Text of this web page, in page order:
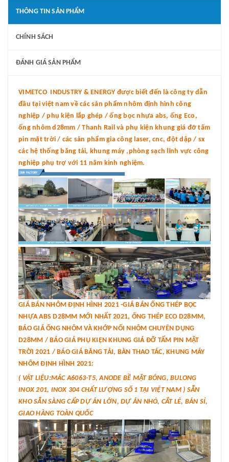
THÔNG TIN SẢN PHẨM
CHÍNH SÁCH
ĐÁNH GIÁ SẢN PHẨM
VIMETCO INDUSTRY & ENERGY được biết đến là công ty dẫn
đầu tại việt nam về các sản phẩm nhôm định hình công
nghiệp / phụ kiện lắp ghép / ống bọc nhựa abs, ống Eco,
ống nhôm d28mm / Thanh Rail và phụ kiện khung giá đỡ tấm
pin mặt trời / các sản phẩm gia công laser, cnc, đột dập / sx
các hệ thống băng tải, khung máy ,phòng sạch lĩnh vực công
nghiệp phụ trợ với 11 năm kinh nghiệm.
GIÁ BÁN NHÔM ĐỊNH HÌNH 2021 -GIÁ BÁN ỐNG THÉP BỌC
NHỰA ABS D28MM MỚI NHẤT 2021, ỐNG THÉP ECO D28MM,
BÁO GIÁ ỐNG NHÔM VÀ KHỚP NỐI NHÔM CHUYÊN DỤNG
D28MM / BÁO GIÁ PHỤ KIỆN KHUNG GIÁ ĐỠ TẤM PIN MẶT
TRỜI 2021 / BÁO GIÁ BĂNG TẢI, BÀN THAO TÁC, KHUNG MÁY
NHÔM ĐỊNH HÌNH 2021:
( VẬT LIỆU:MÁC A6063-T5, ANODE BỀ MẶT BÓNG, BULONG
INOX 201, INOX 304 CHẤT LƯỢNG SỐ 1 TẠI VIỆT NAM ) SẴN
KHO SẴN SÀNG CẤP DỰ ÁN LỚN, DỰ ÁN NHỎ, CẮT LẺ, BÁN SỈ,
GIAO HÀNG TOÀN QUỐC